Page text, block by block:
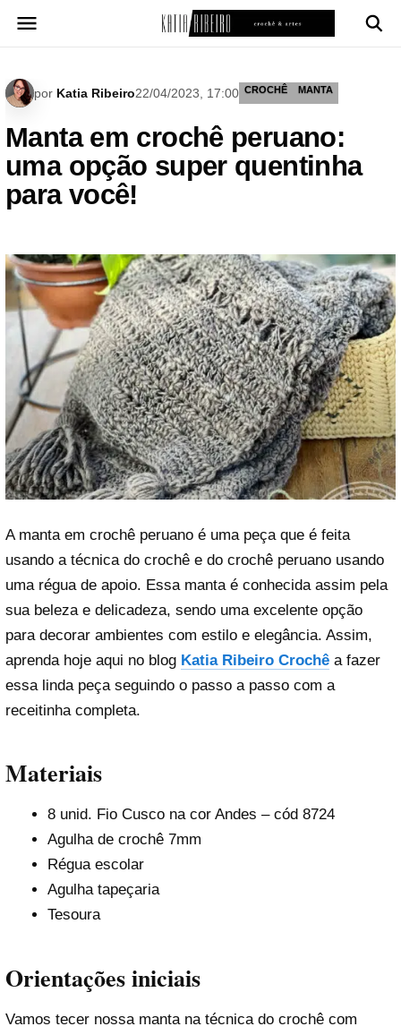
para
por Katia Ribeiro22/04/2023, 17:00 CROCHÊ MANTA
Manta em crochê peruano:
uma opção super quentinha
para você!
A manta em crochê peruano é uma peça que é feita
usando a técnica do crochê e do crochê peruano usando
uma régua de apoio. Essa manta é conhecida assim pela
sua beleza e delicadeza, sendo uma excelente opção
para decorar ambientes com estilo e elegância. Assim,
aprenda hoje aqui no blog Katia Ribeiro Crochê a fazer
essa linda peça seguindo o passo a passo com a
receitinha completa.
Materiais
8 unid. Fio Cusco na cor Andes – cód 8724
Agulha de crochê 7mm
Régua escolar
Agulha tapeçaria
Tesoura
Orientações iniciais
Vamos tecer nossa manta na técnica do crochê com